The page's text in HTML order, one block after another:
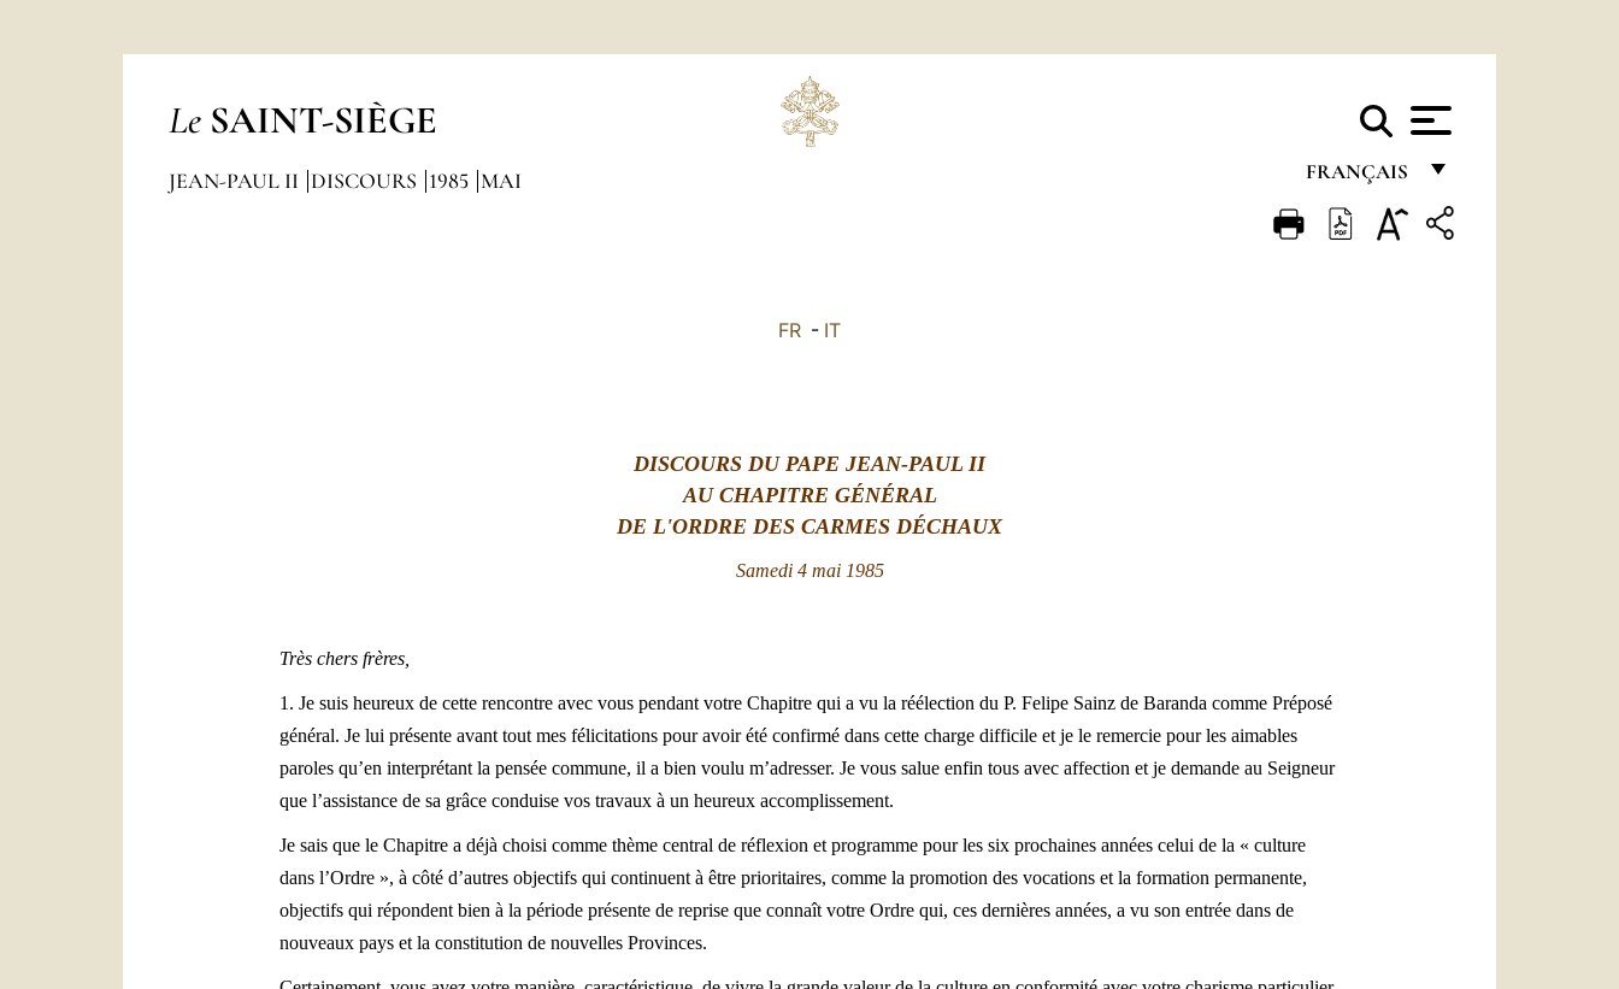
Le SAINT-SIÈGE
FRANÇAIS
FRANÇAIS
JEAN-PAUL II DISCOURS 1985 MAI
FR - IT
DISCOURS DU PAPE JEAN-PAUL II
AU CHAPITRE GÉNÉRAL
DE L'ORDRE DES CARMES DÉCHAUX
Samedi 4 mai 1985
Très chers frères,
1. Je suis heureux de cette rencontre avec vous pendant votre Chapitre qui a vu la réélection du P. Felipe Sainz de Baranda comme Préposé
général. Je lui présente avant tout mes félicitations pour avoir été confirmé dans cette charge difficile et je le remercie pour les aimables
paroles qu’en interprétant la pensée commune, il a bien voulu m’adresser. Je vous salue enfin tous avec affection et je demande au Seigneur
que l’assistance de sa grâce conduise vos travaux à un heureux accomplissement.
Je sais que le Chapitre a déjà choisi comme thème central de réflexion et programme pour les six prochaines années celui de la « culture
dans l’Ordre », à côté d’autres objectifs qui continuent à être prioritaires, comme la promotion des vocations et la formation permanente,
objectifs qui répondent bien à la période présente de reprise que connaît votre Ordre qui, ces dernières années, a vu son entrée dans de
nouveaux pays et la constitution de nouvelles Provinces.